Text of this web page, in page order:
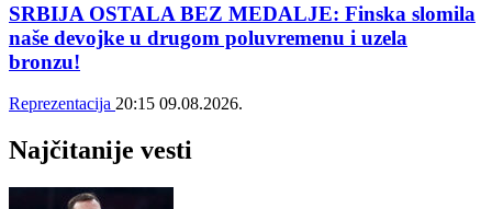
SRBIJA OSTALA BEZ MEDALJE: Finska slomila
naše devojke u drugom poluvremenu i uzela
bronzu!
Reprezentacija 20:15 09.08.2026.
Najčitanije vesti